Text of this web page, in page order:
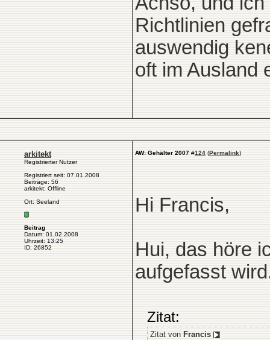
Richtlinien
auswendig
oft im Ausland
arkitekt
Registrierter Nutzer
Registriert seit: 07.01.2008
Beiträge: 56
arkitekt: Offline
Ort: Seeland
Beitrag
Datum: 01.02.2008
Uhrzeit: 13:25
ID: 26852
AW: Gehälter 2007 #124 (Permalink)
Hi Francis,
Hui, das höre
aufgefasst
Zitat:
Zitat von Francis